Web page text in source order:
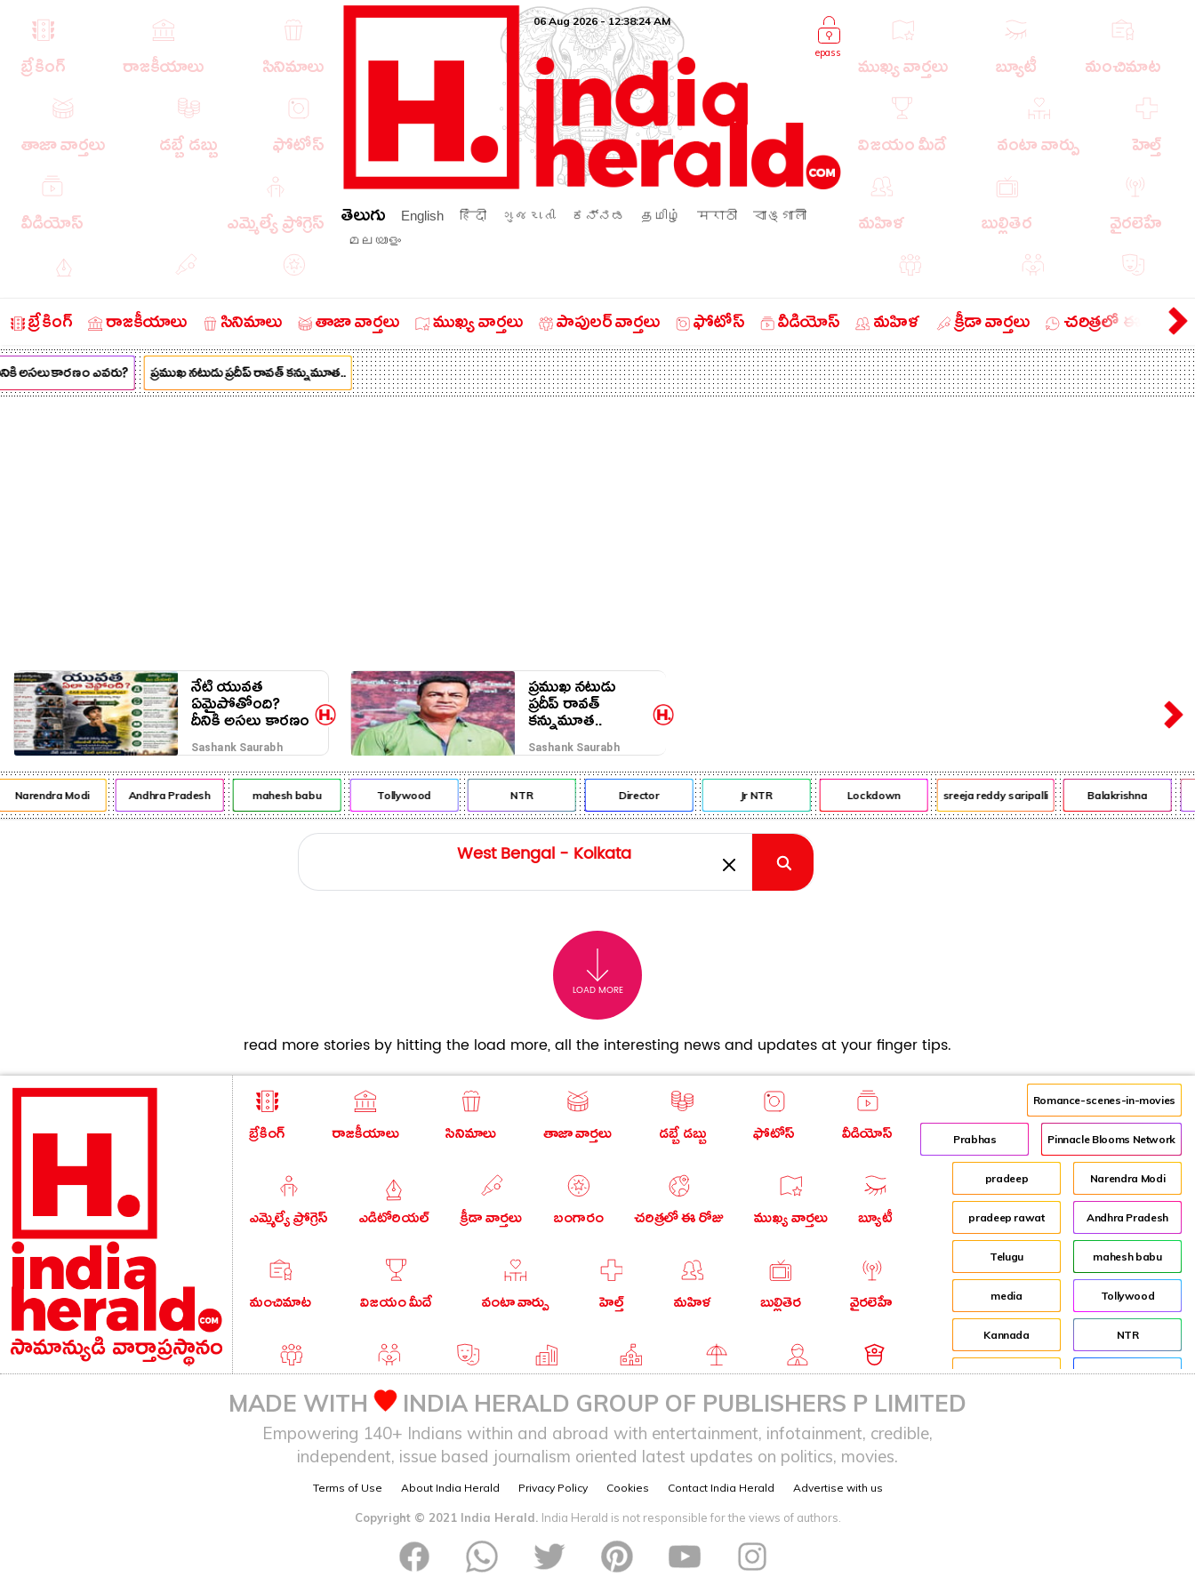
బ్రేకింగ్ రాజకీయాలు సినిమాలు
తాజా వార్తలు డబ్బే డబ్బు ఫోటోస్
వీడియోస్ ఎమ్మెల్యే ప్రోగ్రెస్
ఎడిటోరియల్
చరిత్రలో ఈ రోజు నేరాలు ఆటో
epass
06 Aug 2026 - 12:38:24 AM
తెలుగు English हिंदी ગુજરાતી ಕನ್ನಡ தமிழ் मराठी
বাঙ্গালী
മലയാളം
ముఖ్య వార్తలు బ్యూటీ మంచిమాట
విజయం మీదే వంటా వార్పు హెల్త్
మహిళ బుల్లితెర వైరలెహే
పాపులర్ వార్తలు
బిజినెస్ ఎడ్యుకేషన్ లైఫ్ స్టైల్
బ్రేకింగ్ రాజకీయాలు సినిమాలు తాజా వార్తలు ముఖ్య వార్తలు పాపులర్ వార్తలు ఫోటోస్ వీడియోస్ మహిళ క్రీడా వార్తలు చరిత్రలో ఈ రోజు
కారణం ఎవరు? ప్రముఖ నటుడు ప్రదీప్ రావత్ కన్నుమూత..
నేటి యువత
ఏమైపోతోంది?
దీనికి అసలు కారణం
ఎవరు?
Sashank Saurabh
ప్రముఖ నటుడు
ప్రదీప్ రావత్
కన్నుమూత..
Sashank Saurabh
Narendra Modi Andhra Pradesh mahesh babu Tollywood NTR Director Jr NTR Lockdown sreeja reddy saripalli Balakrishna
LOAD MORE
read more stories by hitting the load more, all the interesting news and updates at your finger tips.
బ్రేకింగ్ రాజకీయాలు సినిమాలు తాజా వార్తలు డబ్బే డబ్బు ఫోటోస్ వీడియోస్
ఎమ్మెల్యే ప్రోగ్రెస్ ఎడిటోరియల్ క్రీడా వార్తలు బంగారం చరిత్రలో ఈ రోజు ముఖ్య వార్తలు బ్యూటీ
మంచిమాట విజయం మీదే వంటా వార్పు హెల్త్ మహిళ బుల్లితెర వైరలెహే
పాపులర్ వార్తలు బుడుగు వ్యంగ్యం బిజినెస్ ఎడ్యుకేషన్ లైఫ్ స్టైల్ ఎన్ఆర్ఐ నేరాలు
Romance-scenes-in-movies
Prabhas Pinnacle Blooms Network
pradeep Narendra Modi
pradeep rawat Andhra Pradesh
Telugu mahesh babu
media Tollywood
Kannada NTR
job Director
MADE WITH INDIA HERALD GROUP OF PUBLISHERS P LIMITED
Empowering 140+ Indians within and abroad with entertainment, infotainment, credible,
independent, issue based journalism oriented latest updates on politics, movies.
Terms of Use About India Herald Privacy Policy Cookies Contact India Herald Advertise with us
Copyright © 2021 India Herald. India Herald is not responsible for the views of authors.